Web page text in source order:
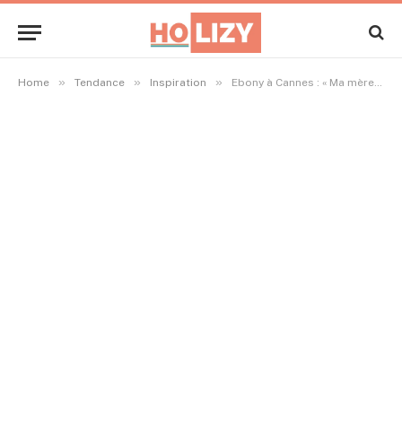
Home » Tendance » Inspiration » Ebony à Cannes : « Ma mère, source inépuisable de beauté et d’inspiration »